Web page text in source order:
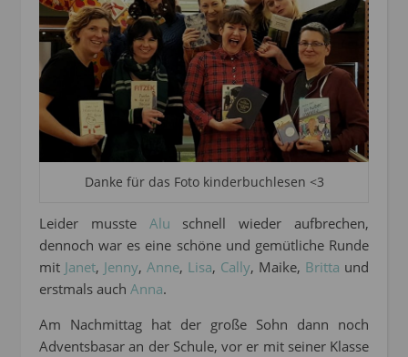
Danke für das Foto kinderbuchlesen <3
Leider musste Alu schnell wieder aufbrechen,
dennoch war es eine schöne und gemütliche Runde
mit Janet, Jenny, Anne, Lisa, Cally, Maike, Britta und
erstmals auch Anna.
Am Nachmittag hat der große Sohn dann noch
Adventsbasar an der Schule, vor er mit seiner Klasse